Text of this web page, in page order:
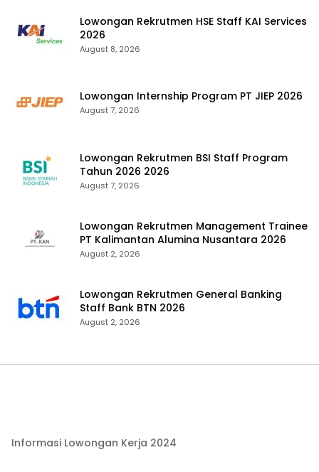
Lowongan Rekrutmen HSE Staff KAI Services
2026
August 8, 2026
Lowongan Internship Program PT JIEP 2026
August 7, 2026
Lowongan Rekrutmen BSI Staff Program
Tahun 2026 2026
August 7, 2026
Lowongan Rekrutmen Management Trainee
PT Kalimantan Alumina Nusantara 2026
August 2, 2026
Lowongan Rekrutmen General Banking
Staff Bank BTN 2026
August 2, 2026
Informasi Lowongan Kerja 2024